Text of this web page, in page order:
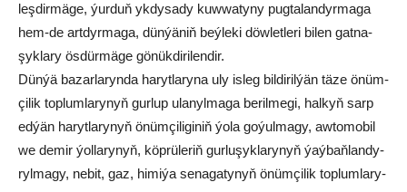
leş­dir­mä­ge, ýur­duň yk­dy­sa­dy kuw­wa­ty­ny pug­ta­lan­dyr­ma­ga
hem-de art­dyr­ma­ga, dün­ýä­niň beý­le­ki döw­let­le­ri bi­len gat­na­
şyk­la­ry ös­dür­mä­ge gö­nük­dir­ilen­dir.
Dün­ýä ba­zar­la­ryn­da ha­ryt­la­ry­na uly is­leg bil­di­ril­ýän tä­ze önüm­
çi­lik top­lum­la­ry­nyň gur­lup ula­nyl­ma­ga be­ril­me­gi, hal­kyň sarp
ed­ýän ha­ryt­la­ry­nyň önüm­çi­li­gi­niň ýo­la go­ýul­ma­gy, aw­to­mo­bil
we de­mir ýol­la­ry­nyň, köp­rü­le­riň gur­lu­şyk­la­ry­nyň ýaý­baň­lan­dy­
ryl­ma­gy, ne­bit, gaz, hi­mi­ýa se­na­ga­ty­nyň önüm­çi­lik top­lum­la­ry­